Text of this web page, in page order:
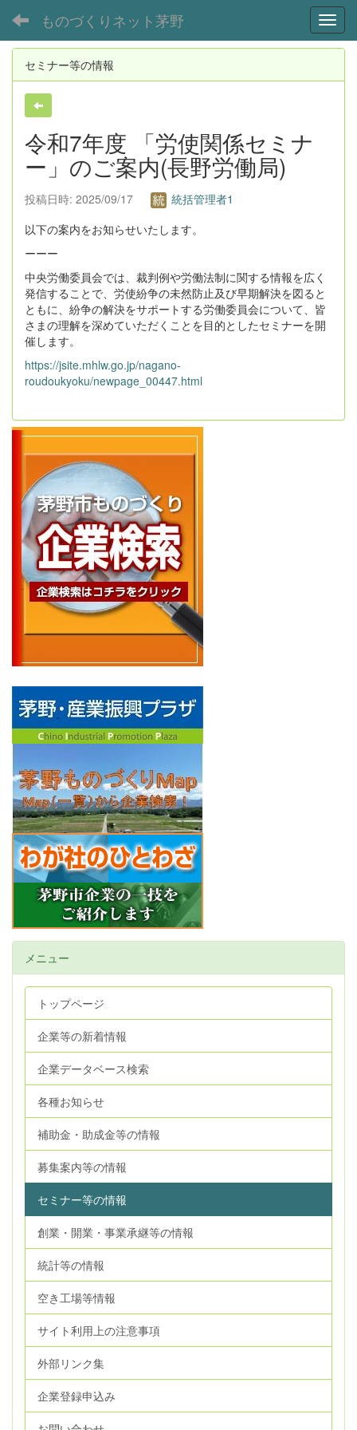
ものづくりネット茅野
セミナー等の情報
令和7年度 「労使関係セミナ
ー」のご案内(長野労働局)
投稿日時: 2025/09/17
統括管理者1
以下の案内をお知らせいたします。
ーーー
中央労働委員会では、裁判例や労働法制に関する情報を広く
発信することで、労使紛争の未然防止及び早期解決を図ると
ともに、紛争の解決をサポートする労働委員会について、皆
さまの理解を深めていただくことを目的としたセミナーを開
催します。
https://jsite.mhlw.go.jp/nagano-
roudoukyoku/newpage_00447.html
メニュー
トップページ
企業等の新着情報
企業データベース検索
各種お知らせ
補助金・助成金等の情報
募集案内等の情報
セミナー等の情報
創業・開業・事業承継等の情報
統計等の情報
空き工場等情報
サイト利用上の注意事項
外部リンク集
企業登録申込み